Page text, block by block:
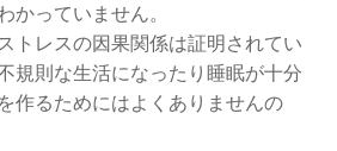
っていません。
トレスの因果関係は証明されてい
規則な生活になったり睡眠が十分
作るためにはよくありませんの